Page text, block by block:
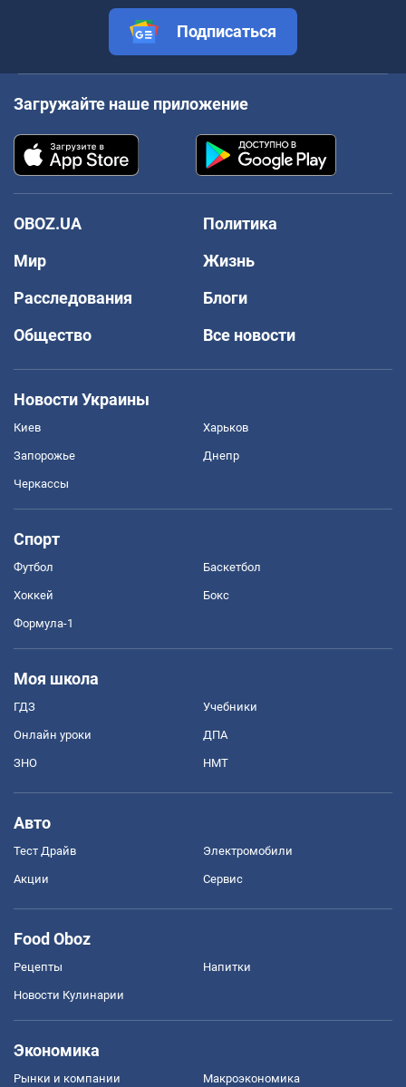
Подписаться
Загружайте наше приложение
OBOZ.UA
Политика
Мир
Жизнь
Расследования
Блоги
Общество
Все новости
Новости Украины
Киев Харьков
Запорожье Днепр
Черкассы
Спорт
Футбол Баскетбол
Хоккей Бокс
Формула-1
Моя школа
ГДЗ Учебники
Онлайн уроки ДПА
ЗНО НМТ
Авто
Тест Драйв Электромобили
Акции Сервис
Food Oboz
Рецепты Напитки
Новости Кулинарии
Экономика
Рынки и компании Mакроэкономика